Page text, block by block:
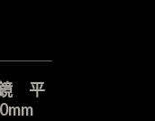
鏡 平